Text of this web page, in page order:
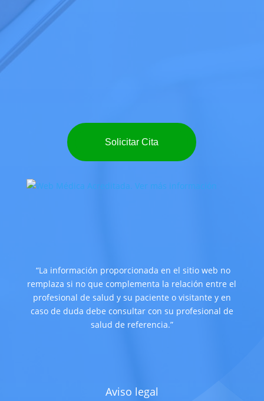
Solicitar Cita
“La información proporcionada en el sitio web no
remplaza si no que complementa la relación entre el
profesional de salud y su paciente o visitante y en
caso de duda debe consultar con su profesional de
salud de referencia.”
Aviso legal